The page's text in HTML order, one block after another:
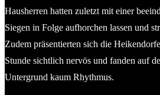
Hausherren hatten zuletzt mit einer
Siegen in Folge aufhorchen lassen und
Zudem präsentierten sich die
Stunde sichtlich nervös und fanden auf
Untergrund kaum Rhythmus.